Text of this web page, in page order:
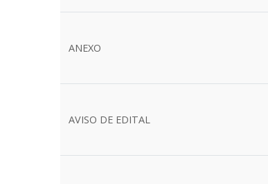
ANEXO
AVISO DE EDITAL